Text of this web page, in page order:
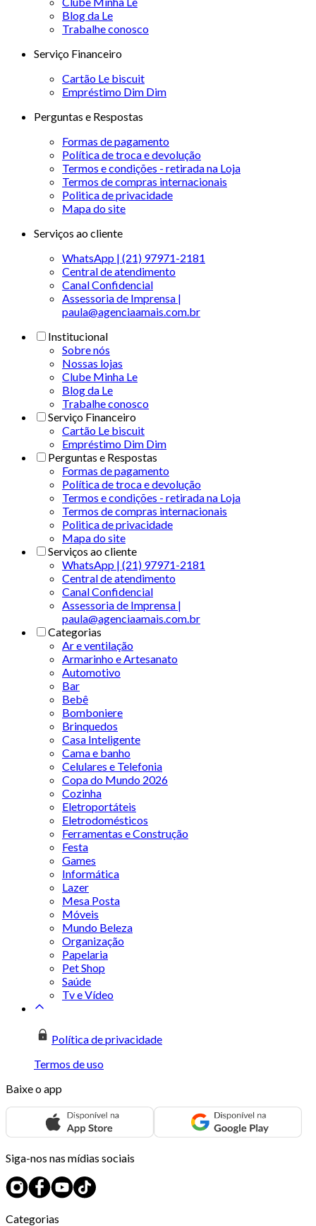
Blog da Le
Trabalhe conosco
Serviço Financeiro
Cartão Le biscuit
Empréstimo Dim Dim
Perguntas e Respostas
Formas de pagamento
Política de troca e devolução
Termos e condições - retirada na Loja
Termos de compras internacionais
Politica de privacidade
Mapa do site
Serviços ao cliente
WhatsApp | (21) 97971-2181
Central de atendimento
Canal Confidencial
Assessoria de Imprensa |
paula@agenciaamais.com.br
Institucional
Sobre nós
Nossas lojas
Clube Minha Le
Blog da Le
Trabalhe conosco
Serviço Financeiro
Cartão Le biscuit
Empréstimo Dim Dim
Perguntas e Respostas
Formas de pagamento
Política de troca e devolução
Termos e condições - retirada na Loja
Termos de compras internacionais
Politica de privacidade
Mapa do site
Serviços ao cliente
WhatsApp | (21) 97971-2181
Central de atendimento
Canal Confidencial
Assessoria de Imprensa |
paula@agenciaamais.com.br
Categorias
Ar e ventilação
Armarinho e Artesanato
Automotivo
Bar
Bebê
Bomboniere
Brinquedos
Casa Inteligente
Cama e banho
Celulares e Telefonia
Copa do Mundo 2026
Cozinha
Eletroportáteis
Eletrodomésticos
Ferramentas e Construção
Festa
Games
Informática
Lazer
Mesa Posta
Móveis
Mundo Beleza
Organização
Papelaria
Pet Shop
Saúde
Tv e Vídeo
Política de privacidade
Termos de uso
Baixe o app
Siga-nos nas mídias sociais
Categorias